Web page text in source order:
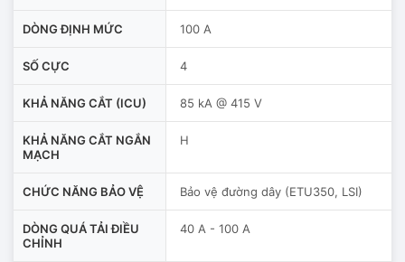
DÒNG ĐỊNH MỨC 100 A
SỐ CỰC 4
KHẢ NĂNG CẮT (ICU) 85 kA @ 415 V
KHẢ NĂNG CẮT NGẮN
MẠCH
H
CHỨC NĂNG BẢO VỆ Bảo vệ đường dây (ETU350, LSI)
DÒNG QUÁ TẢI ĐIỀU
CHỈNH
40 A - 100 A